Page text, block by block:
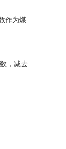
作为煤
，减去